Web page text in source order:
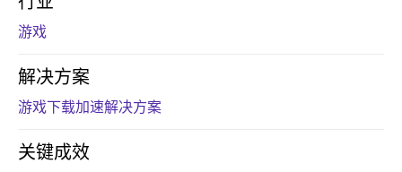
游戏
解决方案
游戏下载加速解决方案
关键成效